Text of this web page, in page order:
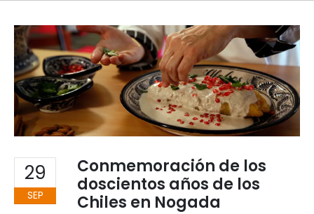
29
SEP
Conmemoración de los
doscientos años de los
Chiles en Nogada